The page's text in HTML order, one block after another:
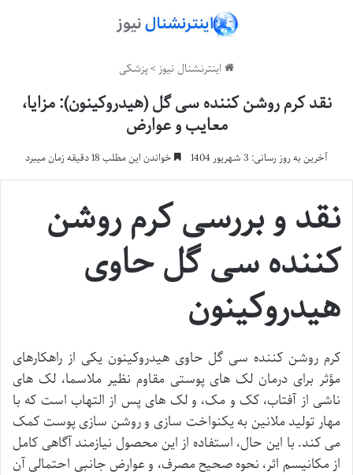
اینترنشنال نیوز>پزشکی
نقد کرم روشن کننده سی گل (هیدروکینون): مزایا،
معایب و عوارض
آخرین به روز رسانی: 3 شهریور 1404 خواندن این مطلب 18 دقیقه زمان میبرد
نقد و بررسی کرم روشن
کننده سی گل حاوی
هیدروکینون
کرم روشن کننده سی گل حاوی هیدروکینون یکی از راهکارهای
مؤثر برای درمان لک های پوستی مقاوم نظیر ملاسما، لک های
ناشی از آفتاب، کک و مک، و لک های پس از التهاب است که با
مهار تولید ملانین به یکنواخت سازی و روشن سازی پوست کمک
می کند. با این حال، استفاده از این محصول نیازمند آگاهی کامل
از مکانیسم اثر، نحوه صحیح مصرف، و عوارض جانبی احتمالی آن